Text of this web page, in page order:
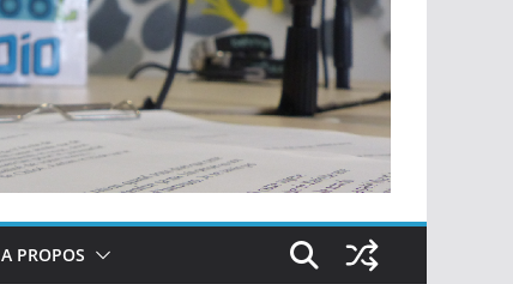
A PROPOS